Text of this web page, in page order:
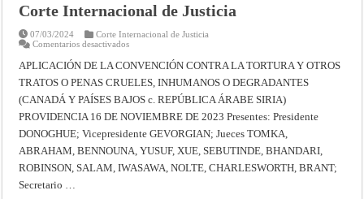
Corte Internacional de Justicia
07/03/2024
Corte Internacional de Justicia
Comentarios desactivadosen
DE
CONVENCIÓN
LA
TORTURA
Y
OTROS
O
CRUELES,
APLICACIÓN DE LA CONVENCIÓN CONTRA LA TORTURA Y OTROS
TRATOS O PENAS CRUELES, INHUMANOS O DEGRADANTES
(CANADÁ Y PAÍSES BAJOS c. REPÚBLICA ÁRABE SIRIA)
PROVIDENCIA 16 DE NOVIEMBRE DE 2023 Presentes: Presidente
DONOGHUE; Vicepresidente GEVORGIAN; Jueces TOMKA,
ABRAHAM, BENNOUNA, YUSUF, XUE, SEBUTINDE, BHANDARI,
ROBINSON, SALAM, IWASAWA, NOLTE, CHARLESWORTH, BRANT;
Secretario …